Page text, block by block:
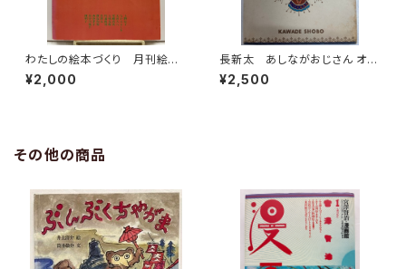
わたしの絵本づくり 月刊絵本
別冊 1979年 すばる書房
¥2,000
長新太 あしながおじさん オズ
の魔法使い ドリトル先生航海
記 谷川俊太郎 訳 少年少女
¥2,500
その他の商品